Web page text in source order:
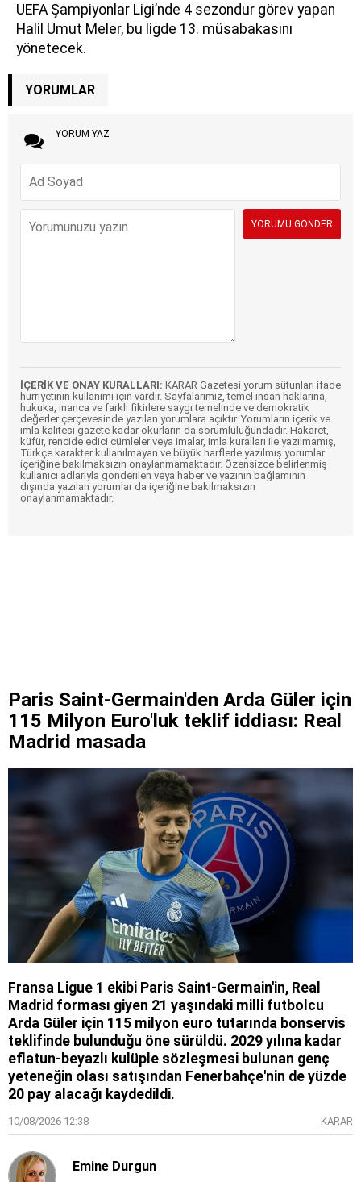
UEFA Şampiyonlar Ligi’nde 4 sezondur görev yapan
Halil Umut Meler, bu ligde 13. müsabakasını
yönetecek.
YORUMLAR
YORUM YAZ
İÇERİK VE ONAY KURALLARI: KARAR Gazetesi yorum sütunları ifade
hürriyetinin kullanımı için vardır. Sayfalarımız, temel insan haklarına,
hukuka, inanca ve farklı fikirlere saygı temelinde ve demokratik
değerler çerçevesinde yazılan yorumlara açıktır. Yorumların içerik ve
imla kalitesi gazete kadar okurların da sorumluluğundadır. Hakaret,
küfür, rencide edici cümleler veya imalar, imla kuralları ile yazılmamış,
Türkçe karakter kullanılmayan ve büyük harflerle yazılmış yorumlar
içeriğine bakılmaksızın onaylanmamaktadır. Özensizce belirlenmiş
kullanıcı adlarıyla gönderilen veya haber ve yazının bağlamının
dışında yazılan yorumlar da içeriğine bakılmaksızın
onaylanmamaktadır.
Paris Saint-Germain'den Arda Güler için
115 Milyon Euro'luk teklif iddiası: Real
Madrid masada
Fransa Ligue 1 ekibi Paris Saint-Germain'in, Real
Madrid forması giyen 21 yaşındaki milli futbolcu
Arda Güler için 115 milyon euro tutarında bonservis
teklifinde bulunduğu öne sürüldü. 2029 yılına kadar
eflatun-beyazlı kulüple sözleşmesi bulunan genç
yeteneğin olası satışından Fenerbahçe'nin de yüzde
20 pay alacağı kaydedildi.
10/08/2026 12:38 KARAR
Emine Durgun